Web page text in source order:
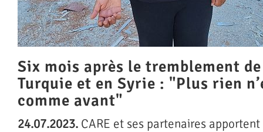
Six mois après le tremblement
Turquie et en Syrie : "Plus rien
comme avant"
24.07.2023. CARE et ses partenaires